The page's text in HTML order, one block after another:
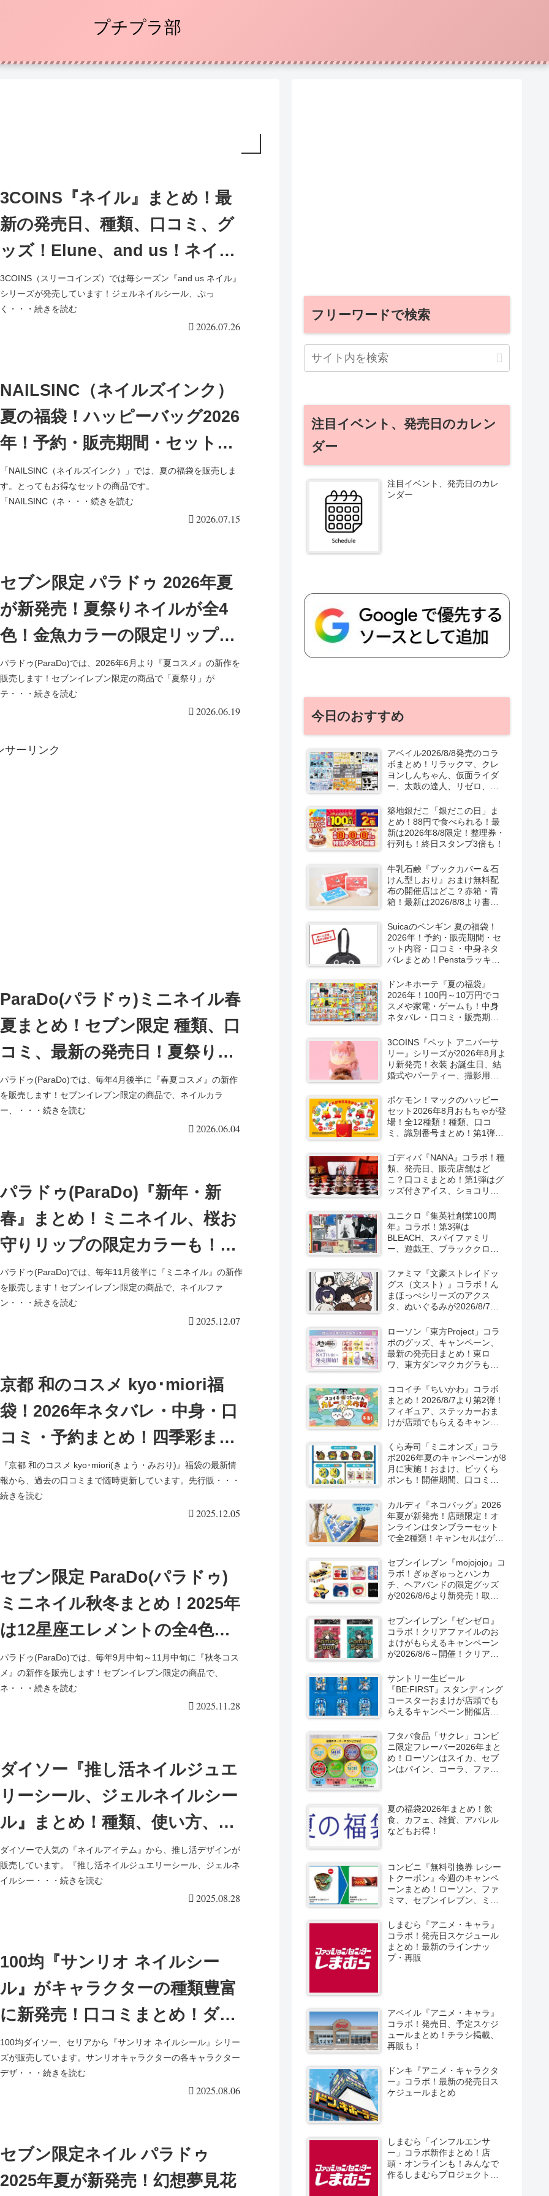
プチプラ部
3COINS『ネイル』まとめ！最
新の発売日、種類、口コミ、グ
ッズ！Elune、and us！ネイル
パーツ、ネイルシール、ネイル
ケアアイテムなど夏の新作が発
3COINS（スリーコインズ）では毎シーズン『and us ネイル』
シリーズが発売しています！ジェルネイルシール、ぷっ
く・・・続きを読む
2026.07.26
NAILSINC（ネイルズインク）
夏の福袋！ハッピーバッグ2026
年！予約・販売期間・セット内
容・口コミ・中身ネタバレまと
め！
「NAILSINC（ネイルズインク）」では、夏の福袋を販売しま
す。とってもお得なセットの商品です。
「NAILSINC（ネ・・・続きを読む
2026.07.15
セブン限定 パラドゥ 2026年夏
が新発売！夏祭りネイルが全4
色！金魚カラーの限定リップ、
狐のお面のファンデも！デザイ
ン、口コミ！
パラドゥ(ParaDo)では、2026年6月より『夏コスメ』の新作を
販売します！セブンイレブン限定の商品で「夏祭り」が
テ・・・続きを読む
2026.06.19
サーリンク
ParaDo(パラドゥ)ミニネイル春
夏まとめ！セブン限定 種類、口
コミ、最新の発売日！夏祭りテ
ーマが2026年6月より新発売！
パラドゥ(ParaDo)では、毎年4月後半に『春夏コスメ』の新作
を販売します！セブンイレブン限定の商品で、ネイルカラ
ー、・・・続きを読む
2026.06.04
パラドゥ(ParaDo)『新年・新
春』まとめ！ミニネイル、桜お
守りリップの限定カラーも！発
売日はいつ？口コミ、ラインナ
ップまとめ！最新は2026年！
パラドゥ(ParaDo)では、毎年11月後半に『ミニネイル』の新作
を販売します！セブンイレブン限定の商品で、ネイルファ
ン・・・続きを読む
2025.12.07
京都 和のコスメ kyo･miori福
袋！2026年ネタバレ・中身・口
コミ・予約まとめ！四季彩まと
いネイルも！
『京都 和のコスメ kyo･miori(きょう・みおり)』福袋の最新情
報から、過去の口コミまで随時更新しています。先行販・・・
続きを読む
2025.12.05
セブン限定 ParaDo(パラドゥ)
ミニネイル秋冬まとめ！2025年
は12星座エレメントの全4色が
11/28より新発売♡発売日、口コ
ミ、ラインナップまとめ！
パラドゥ(ParaDo)では、毎年9月中旬～11月中旬に『秋冬コス
メ』の新作を販売します！セブンイレブン限定の商品で、
ネ・・・続きを読む
2025.11.28
ダイソー『推し活ネイルジュエ
リーシール、ジェルネイルシー
ル』まとめ！種類、使い方、口
コミまとめ！
ダイソーで人気の『ネイルアイテム』から、推し活デザインが
販売しています。『推し活ネイルジュエリーシール、ジェルネ
イルシー・・・続きを読む
2025.08.28
100均『サンリオ ネイルシー
ル』がキャラクターの種類豊富
に新発売！口コミまとめ！ダイ
ソー、セリアでも販売！
100均ダイソー、セリアから『サンリオ ネイルシール』シリー
ズが販売しています。サンリオキャラクターの各キャラクター
デザ・・・続きを読む
2025.08.06
セブン限定ネイル パラドゥ
2025年夏が新発売！幻想夢見花
フリーワードで検索
注目イベント、発売日のカレン
ダー
注目イベント、発売日のカレ
ンダー
今日のおすすめ
アベイル2026/8/8発売のコラ
ボまとめ！リラックマ、クレ
ヨンしんちゃん、仮面ライダ
ー、太鼓の達人、リゼロ、テ
口コミ、入荷数、行列、売り
切れ、整理券は？
築地銀だこ「銀だこの日」ま
とめ！88円で食べられる！最
新は2026年8/8限定！整理券・
行列も！終日スタンプ3倍も！
牛乳石鹸『ブックカバー＆石
けん型しおり』おまけ無料配
布の開催店はどこ？赤箱・青
箱！最新は2026/8/8より書店
Suicaのペンギン 夏の福袋！
2026年！予約・販売期間・セ
ット内容・口コミ・中身ネタ
バレまとめ！Penstaラッキー
2026/8/8より新発売！
ドンキホーテ『夏の福袋』
2026年！100円～10万円でコ
スメや家電・ゲームも！中身
ネタバレ・口コミ・販売期
3COINS『ペット アニバーサ
リー』シリーズが2026年8月よ
り新発売！衣装 お誕生日、結
婚式やパーティー、撮影用グ
ポケモン！マックのハッピー
セット2026年8月おもちゃが登
場！全12種類！種類、口コ
ミ、識別番号まとめ！第1弾は
ゴディバ『NANA』コラボ！種
類、発売日、販売店舗はど
こ？口コミまとめ！第1弾はグ
ッズ付きアイス、ショコリキ
より新発売！第2弾は限定チョ
コレートなどが2026年10月？
再販売は？
ユニクロ『集英社創業100周
年』コラボ！第3弾は
BLEACH、スパイファミリ
ー、遊戯王、ブラッククロー
の半袖Tシャツが2026/8/7より
新発売！
ファミマ『文豪ストレイドッ
グス（文スト）』コラボ！ん
まほっぺシリーズのアクス
タ、ぬいぐるみが2026/8/7～
ローソン「東方Project」コラ
ボのグッズ、キャンペーン、
最新の発売日まとめ！東ロ
ワ、東方ダンマクカグラも！
LostWordのプラモ風アクキ
ー、カラビナ、クリアファイ
ルが2026/8/7より新発売！
ココイチ『ちいかわ』コラボ
まとめ！2026/8/7より第2弾！
フィギュア、ステッカーおま
けが店頭でもらえるキャンペ
る！
くら寿司「ミニオンズ」コラ
ボ2026年夏のキャンペーンが8
月に実施！おまけ、ビッくら
ポンも！開催期間、口コミ、
カルディ『ネコバッグ』2026
年夏が新発売！店頭限定！オ
ンラインはタンブラーセット
で全2種類！キャンセルはゲリ
セブンイレブン『mojojojo』コ
ラボ！ぎゅぎゅっとハンカ
チ、ヘアバンドの限定グッズ
が2026/8/6より新発売！取扱
セブンイレブン『ゼンゼロ』
コラボ！クリアファイルのお
まけがもらえるキャンペーン
が2026/8/6～開催！クリアカ
売！
サントリー生ビール
『BE:FIRST』スタンディング
コースターおまけが店頭でも
らえるキャンペーン開催店は
定で6種類！見分け方！セブ
ン、ファミマ、ローソン、デ
イリーヤマザキ、ミニストッ
プなどで！クーラーバッグ
フタバ食品「サクレ」コンビ
ニ限定フレーバー2026年まと
め！ローソンはスイカ、セブ
ンはパイン、コーラ、ファミ
夏の福袋2026年まとめ！飲
食、カフェ、雑貨、アパレル
などもお得！
コンビニ『無料引換券 レシー
トクーポン』今週のキャンペ
ーンまとめ！ローソン、ファ
ミマ、セブンイレブン、ミニ
しまむら『アニメ・キャラ』
コラボ！発売日スケジュール
まとめ！最新のラインナッ
プ・再販
アベイル『アニメ・キャラ』
コラボ！発売日、予定スケジ
ュールまとめ！チラシ掲載、
再販も！
ドンキ『アニメ・キャラクタ
ー』コラボ！最新の発売日ス
ケジュールまとめ
しまむら「インフルエンサ
ー」コラボ新作まとめ！店
頭・オンラインも！みんなで
作るしまむらプロジェクト！